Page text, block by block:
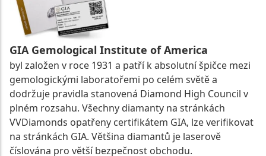
GIA Gemological Institute of America
byl založen v roce 1931 a patří k absolutní špičce mezi
gemologickými laboratořemi po celém světě a
dodržuje pravidla stanovená Diamond High Council v
plném rozsahu. Všechny diamanty na stránkách
VVDiamonds opatřeny certifikátem GIA, lze verifikovat
na stránkách GIA. Většina diamantů je laserově
číslována pro větší bezpečnost obchodu.